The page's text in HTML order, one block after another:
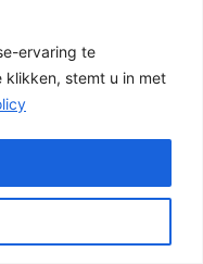
ervaring te
klikken, stemt u in met
duidelijke keuze.
dan is een
vaak een
de lengte van de
poorten of hoeken